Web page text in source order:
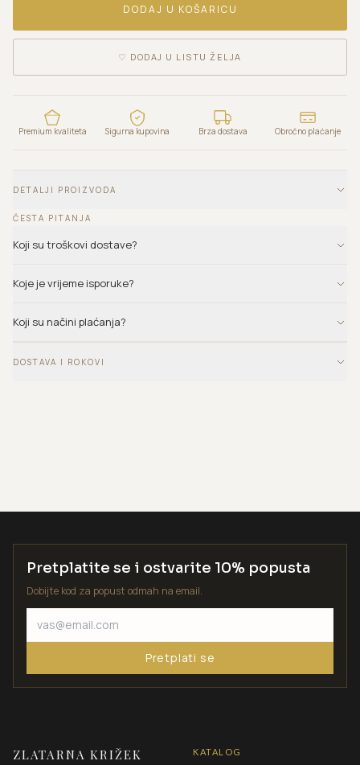
DODAJ U KOŠARICU
♡ DODAJ U LISTU ŽELJA
Premium kvaliteta Sigurna kupovina Brza dostava Obročno plaćanje
DETALJI PROIZVODA
ČESTA PITANJA
Koji su troškovi dostave?
Koje je vrijeme isporuke?
Koji su načini plaćanja?
DOSTAVA I ROKOVI
Pretplatite se i ostvarite 10% popusta
Dobijte kod za popust odmah na email.
Pretplati se
ZLATARNA KRIŽEK KATALOG